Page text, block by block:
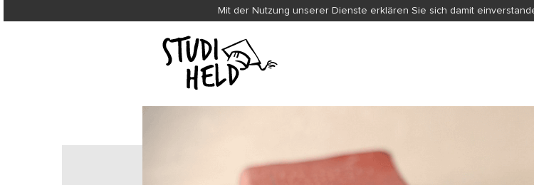
Mit der Nutzung unserer Dienste erklären Sie sich damit